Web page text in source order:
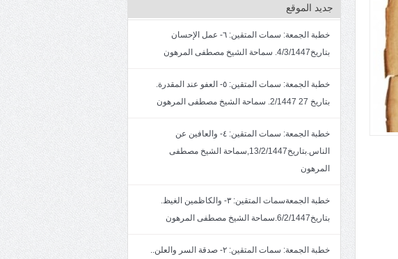
جديد الموقع
خطبة الجمعة: سمات المتقين: ٦- عمل الإحسان
بتاريخ4/3/1447. سماحة الشيخ مصطفى المرهون
خطبة الجمعة: سمات المتقين: ٥- العفو عند المقدرة.
بتاريخ 27 2/1447. سماحة الشيخ مصطفى المرهون
خطبة الجمعة: سمات المتقين: ٤- والعافين عن
الناس.بتاريخ13/2/1447,سماحة الشيخ مصطفى
المرهون
خطبة الجمعةسمات المتقين: ٣- والكاظمين الغيظ.
بتاريخ6/2/1447.سماحة الشيخ مصطفى المرهون
خطبة الجمعة: سمات المتقين: ٢- صدقة السر والعلن..